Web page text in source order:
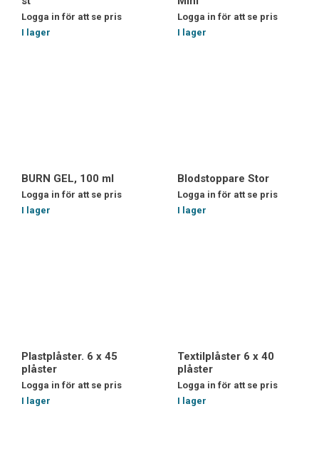
Logga in för att se pris
I lager
Logga in för att se pris
I lager
BURN GEL, 100 ml
Logga in för att se pris
I lager
Blodstoppare Stor
Logga in för att se pris
I lager
Plastplåster. 6 x 45
plåster
Logga in för att se pris
I lager
Textilplåster 6 x 40
plåster
Logga in för att se pris
I lager